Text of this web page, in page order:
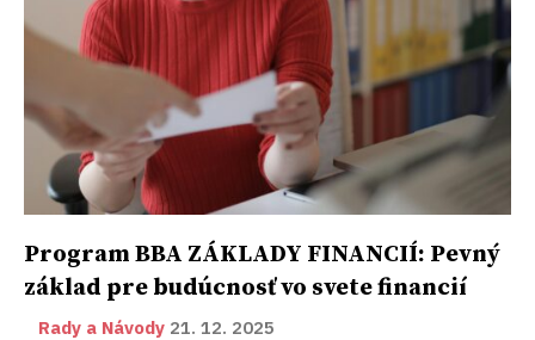
Program BBA ZÁKLADY FINANCIÍ: Pevný
základ pre budúcnosť vo svete financií
Rady a Návody 21. 12. 2025